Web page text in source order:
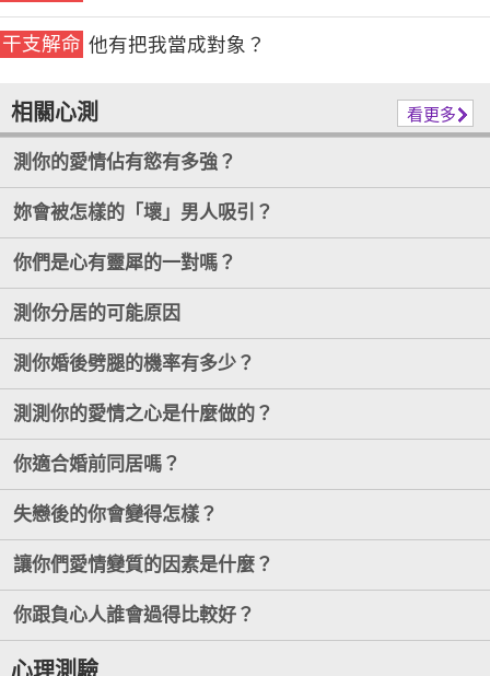
干支解命 他有把我當成對象？
相關心測 看更多
測你的愛情佔有慾有多強？
妳會被怎樣的「壞」男人吸引？
你們是心有靈犀的一對嗎？
測你分居的可能原因
測你婚後劈腿的機率有多少？
測測你的愛情之心是什麼做的？
你適合婚前同居嗎？
失戀後的你會變得怎樣？
讓你們愛情變質的因素是什麼？
你跟負心人誰會過得比較好？
心理測驗